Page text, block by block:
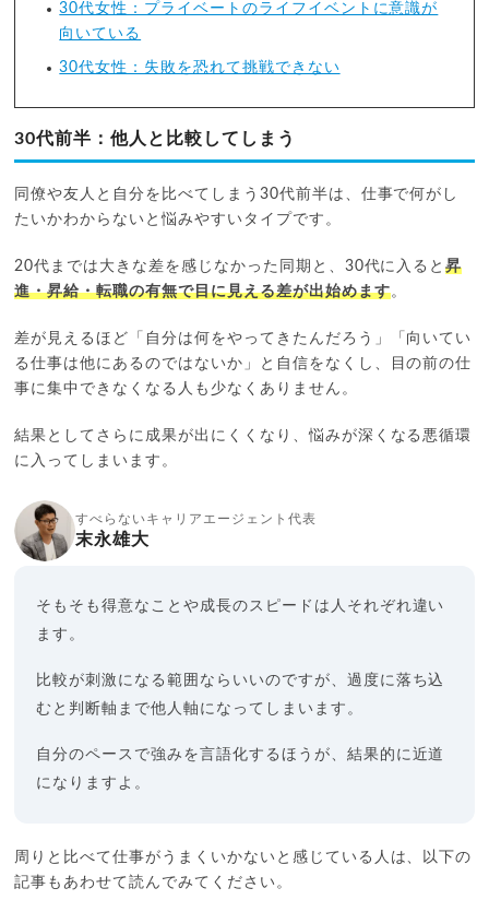
30代女性：プライベートのライフイベントに意識が
向いている
30代女性：失敗を恐れて挑戦できない
30代前半：他人と比較してしまう
同僚や友人と自分を比べてしまう30代前半は、仕事で何がし
たいかわからないと悩みやすいタイプです。
20代までは大きな差を感じなかった同期と、30代に入ると昇
進・昇給・転職の有無で目に見える差が出始めます。
差が見えるほど「自分は何をやってきたんだろう」「向いてい
る仕事は他にあるのではないか」と自信をなくし、目の前の仕
事に集中できなくなる人も少なくありません。
結果としてさらに成果が出にくくなり、悩みが深くなる悪循環
に入ってしまいます。
すべらないキャリアエージェント代表
末永雄大
そもそも得意なことや成長のスピードは人それぞれ違い
ます。
比較が刺激になる範囲ならいいのですが、過度に落ち込
むと判断軸まで他人軸になってしまいます。
自分のペースで強みを言語化するほうが、結果的に近道
になりますよ。
周りと比べて仕事がうまくいかないと感じている人は、以下の
記事もあわせて読んでみてください。